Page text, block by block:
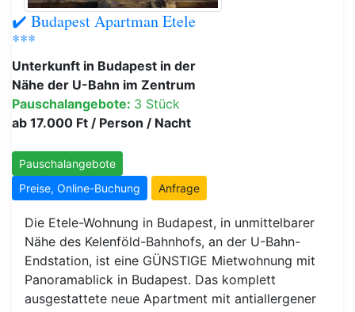
✔️ Budapest Apartman Etele
***
Unterkunft in Budapest in der
Nähe der U-Bahn im Zentrum
Pauschalangebote: 3 Stück
ab 17.000 Ft / Person / Nacht
Pauschalangebote
Preise, Online-Buchung
Anfrage
Die Etele-Wohnung in Budapest, in unmittelbarer
Nähe des Kelenföld-Bahnhofs, an der U-Bahn-
Endstation, ist eine GÜNSTIGE Mietwohnung mit
Panoramablick in Budapest. Das komplett
ausgestattete neue Apartment mit antiallergener